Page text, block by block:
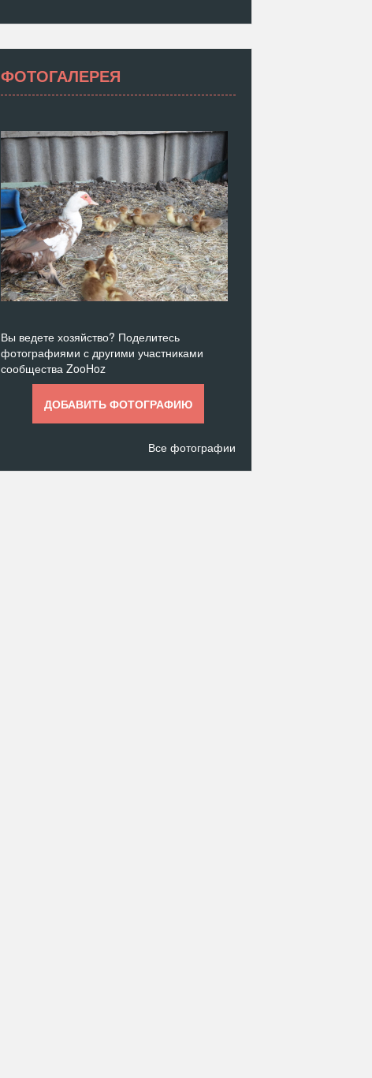
ФОТОГАЛЕРЕЯ
Вы ведете хозяйство? Поделитесь
фотографиями с другими участниками
сообщества ZooHoz
ДОБАВИТЬ ФОТОГРАФИЮ
Все фотографии